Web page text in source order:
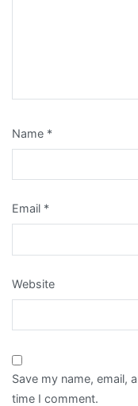
Name *
Email *
Website
Save my name, email,
time I comment.